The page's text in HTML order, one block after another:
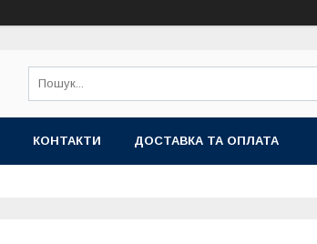
КОНТАКТИ ДОСТАВКА ТА ОПЛАТА